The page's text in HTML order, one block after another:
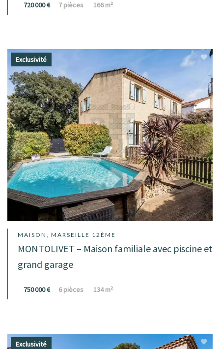
720 000 € 7 pièces 166 m²
MAISON, MARSEILLE 12ÈME
MONTOLIVET – Maison familiale avec piscine et
grand garage
750 000 € 6 pièces 134 m²
Exclusivité
Exclusivité